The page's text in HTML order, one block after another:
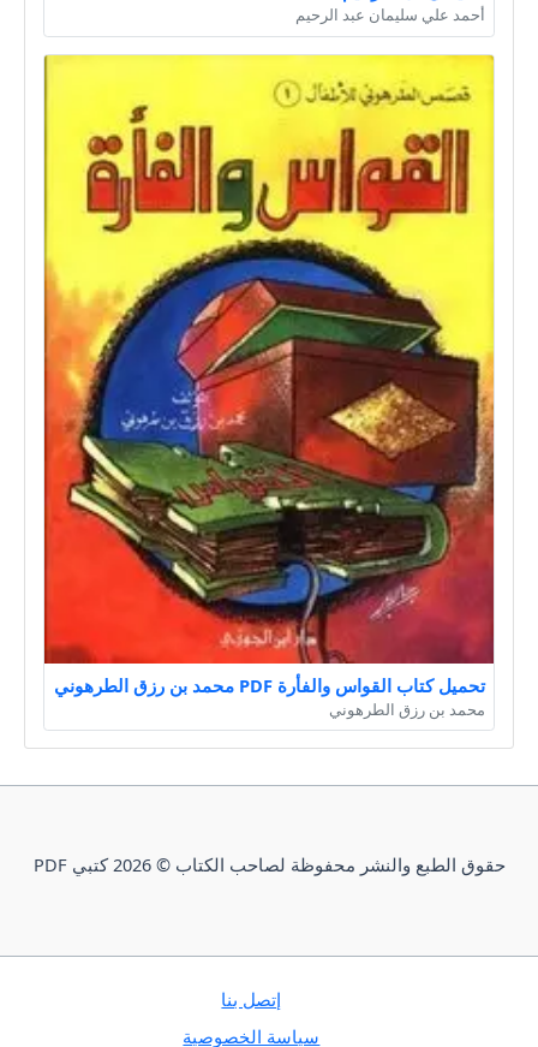
أحمد علي سليمان عبد الرحيم
تحميل كتاب القواس والفأرة PDF محمد بن رزق الطرهوني
محمد بن رزق الطرهوني
حقوق الطبع والنشر محفوظة لصاحب الكتاب © 2026 كتبي PDF
إتصل بنا
سياسة الخصوصية